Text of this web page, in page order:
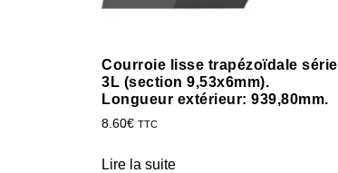
Courroie lisse trapézoïdale série
3L (section 9,53x6mm).
Longueur extérieur: 939,80mm.
8.60€ TTC
Lire la suite